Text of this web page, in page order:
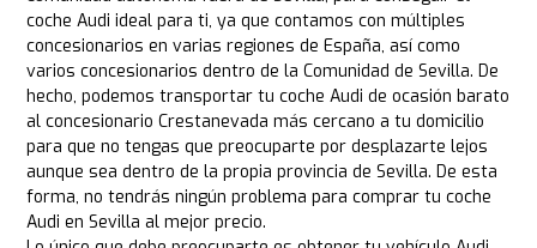
coche Audi ideal para ti, ya que contamos con múltiples
concesionarios en varias regiones de España, así como
varios concesionarios dentro de la Comunidad de Sevilla. De
hecho, podemos transportar tu coche Audi de ocasión barato
al concesionario Crestanevada más cercano a tu domicilio
para que no tengas que preocuparte por desplazarte lejos
aunque sea dentro de la propia provincia de Sevilla. De esta
forma, no tendrás ningún problema para comprar tu coche
Audi en Sevilla al mejor precio.